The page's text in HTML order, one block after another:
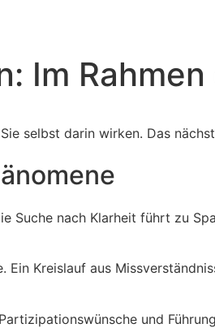
Im
selbst darin wirken. Das
Suche nach Klarheit führt zu
Kreislauf aus
und